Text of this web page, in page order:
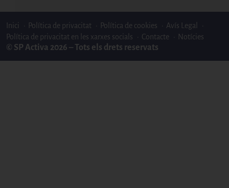
Enlaces bottom footer
Inici Política de privacitat Política de cookies
Avís Legal
Política de privacitat en les xarxes socials
Contacte Notícies
© SP Activa 2026 – Tots els drets reservats